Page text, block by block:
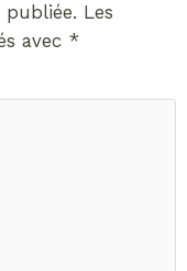
publiée. Les
avec *